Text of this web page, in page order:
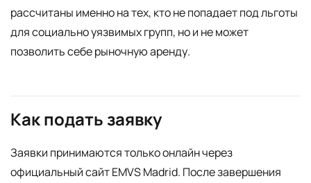
рассчитаны именно на тех, кто не попадает под льготы
для социально уязвимых групп, но и не может
позволить себе рыночную аренду.
Как подать заявку
Заявки принимаются только онлайн через
официальный сайт EMVS Madrid. После завершения